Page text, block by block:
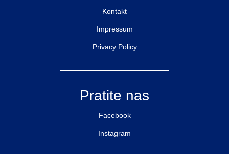
Kontakt
Impressum
Privacy Policy
Pratite nas
Facebook
Instagram